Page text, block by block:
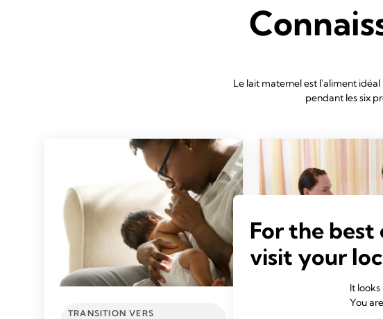
Le lait maternel est l'aliment
pendant les six
TRANSITION VERS
For the best
visit your
It
You